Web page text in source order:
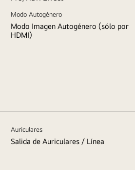
Modo Autogénero
Modo Imagen Autogénero (sólo por
HDMI)
Auriculares
Salida de Auriculares / Línea